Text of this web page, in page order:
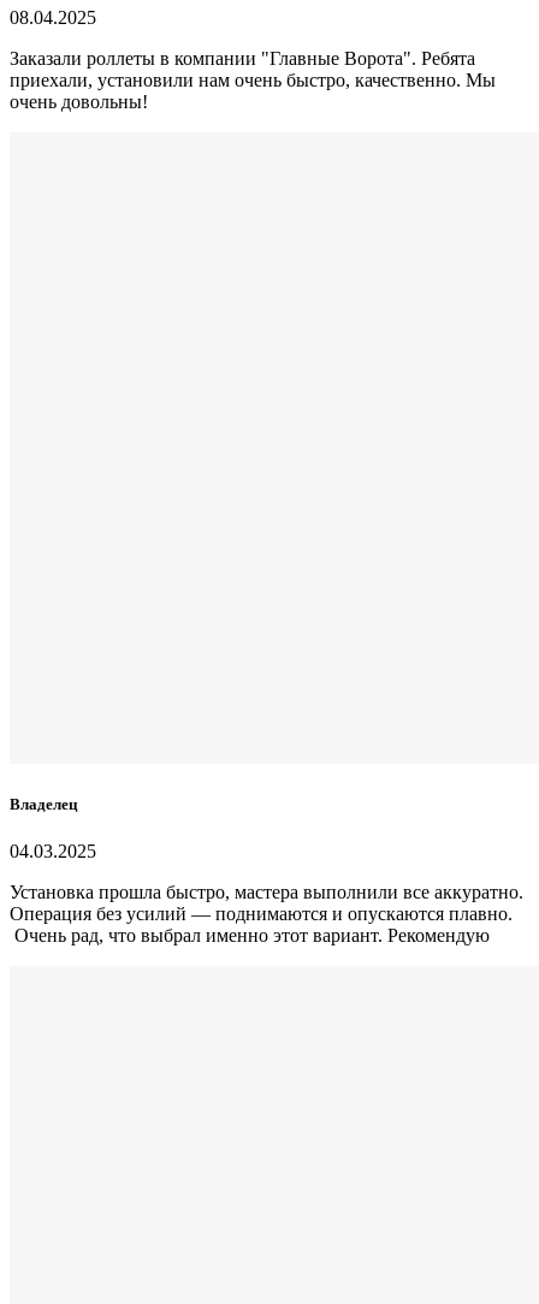
08.04.2025
Заказали роллеты в компании "Главные Ворота". Ребята
приехали, установили нам очень быстро, качественно. Мы
очень довольны!
Владелец
04.03.2025
Установка прошла быстро, мастера выполнили все аккуратно.
Операция без усилий — поднимаются и опускаются плавно.
Очень рад, что выбрал именно этот вариант. Рекомендую